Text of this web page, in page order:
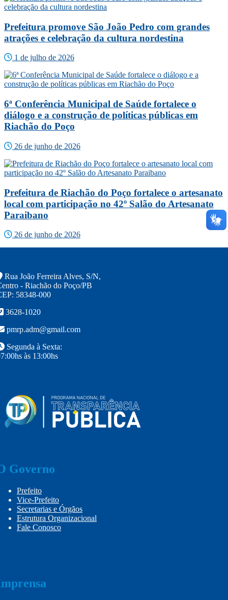
Prefeitura promove São João Pedro com grandes
atrações e celebração da cultura nordestina
1 de julho de 2026
6ª Conferência Municipal de Saúde fortalece o
diálogo e a construção de políticas públicas em
Riachão do Poço
26 de junho de 2026
Prefeitura de Riachão do Poço fortalece o artesanato
local com participação no 42º Salão do Artesanato
Paraibano
26 de junho de 2026
Rua João Ferreira Alves, S/N,
- Riachão do Poço/PB
58348-000
3628-1020
pmrp.adm@gmail.com
Segunda à Sexta:
às 13:00hs
Governo
Prefeito
Vice-Prefeito
Secretarias e Órgãos
Estrutura Organizacional
Fale Conosco